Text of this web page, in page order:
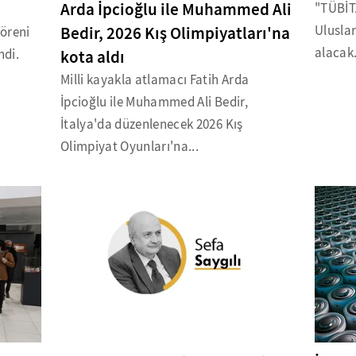
Arda İpcioğlu ile Muhammed Ali
Bedir, 2026 Kış Olimpiyatları'na
kota aldı
Milli kayakla atlamacı Fatih Arda
İpcioğlu ile Muhammed Ali Bedir,
İtalya'da düzenlenecek 2026 Kış
Olimpiyat Oyunları'na...